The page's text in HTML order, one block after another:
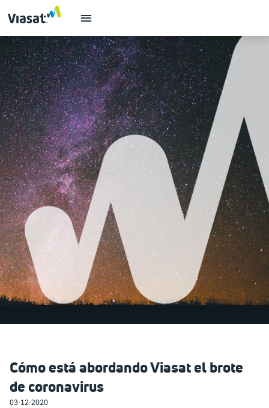
Cómo está abordando Viasat el brote
de coronavirus
03-12-2020